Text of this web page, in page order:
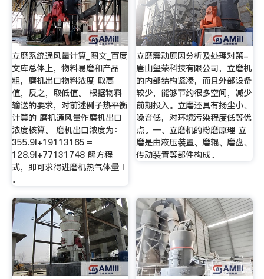
立磨系统通风量计算_图文_百度
文库总体上，物料易磨和产品
粗，磨机出口物料浓度 取高
值，反之，取低值。 根据物料
输送的要求，对前述例子热平衡
计算的 磨机通风量作磨机出口
浓度核算。 磨机出口浓度为：
355.9l+19113165＝
128.9l+77131748 解方程
式，即可求得进磨机热气体量 l
。
立磨震动原因分析及处理对策-
唐山玺荣科技有限公司，立磨机
的内部结构紧凑，而且外部设备
较少，能够节约很多空间，减少
前期投入。立磨还具有扬尘小、
噪音低，对环境污染程度低等优
点。一、立磨机的粉磨原理 立
磨是由液压装置、磨辊、磨盘、
传动装置等部件构成。